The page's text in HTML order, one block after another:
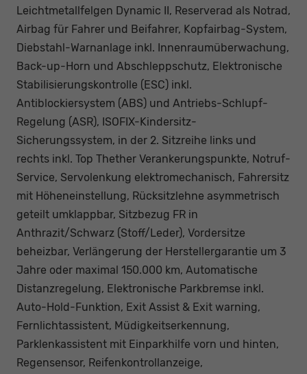
Leichtmetallfelgen Dynamic II, Reserverad als Notrad,
Airbag für Fahrer und Beifahrer, Kopfairbag-System,
Diebstahl-Warnanlage inkl. Innenraumüberwachung,
Back-up-Horn und Abschleppschutz, Elektronische
Stabilisierungskontrolle (ESC) inkl.
Antiblockiersystem (ABS) und Antriebs-Schlupf-
Regelung (ASR), ISOFIX-Kindersitz-
Sicherungssystem, in der 2. Sitzreihe links und
rechts inkl. Top Thether Verankerungspunkte, Notruf-
Service, Servolenkung elektromechanisch, Fahrersitz
mit Höheneinstellung, Rücksitzlehne asymmetrisch
geteilt umklappbar, Sitzbezug FR in
Anthrazit/Schwarz (Stoff/Leder), Vordersitze
beheizbar, Verlängerung der Herstellergarantie um 3
Jahre oder maximal 150.000 km, Automatische
Distanzregelung, Elektronische Parkbremse inkl.
Auto-Hold-Funktion, Exit Assist & Exit warning,
Fernlichtassistent, Müdigkeitserkennung,
Parklenkassistent mit Einparkhilfe vorn und hinten,
Regensensor, Reifenkontrollanzeige,